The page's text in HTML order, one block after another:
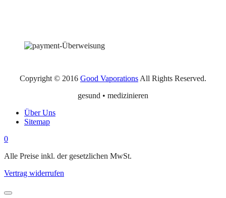
Copyright © 2016 Good Vaporations All Rights Reserved.
gesund • medizinieren
Über Uns
Sitemap
0
Alle Preise inkl. der gesetzlichen MwSt.
Vertrag widerrufen